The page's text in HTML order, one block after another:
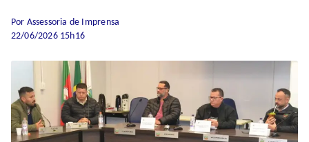
Por Assessoria de Imprensa
22/06/2026 15h16